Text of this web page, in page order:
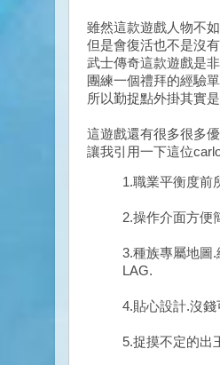
雖然這款遊戲人物不
但是會復活也不是沒有
武士傳奇這款遊戲是
團練一個禮拜的經驗
所以勤捉點外掛其實
這遊戲還有很多很多
讓我引用一下這位
1.職業平衡度前
2.操作介面方便
3.種族專屬地圖
LAG.
4.貼心設計.沒
5.捉摸不定的出